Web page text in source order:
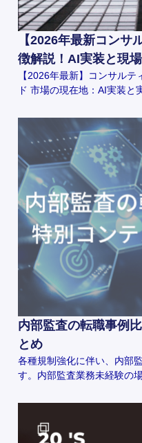
【2026年最新コンサ
徴解説！AI実装と現
【2026年最新】コンサル
ド 市場の現在地：AI実装
内部監査の転職事例
とめ
各種規制強化に伴い、内部
す。内部監査業務未経験の